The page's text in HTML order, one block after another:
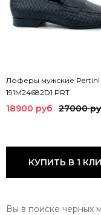
Лоферы мужские Pertini
191M24682D1 PRT
18900 руб 27000
КУПИТЬ В 1
Вы в поиске черных